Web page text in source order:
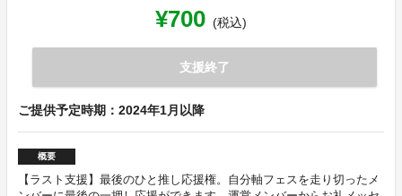
¥700 (税込)
支援終了
ご提供予定時期：2024年1月以降
概要
【ラスト支援】最後のひと推し応援権。自分軸フェスを走り切ったメ